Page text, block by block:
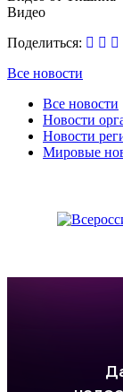
Видео
Поделиться:
Все новости
Все новости
Новости
Новости
Мировые